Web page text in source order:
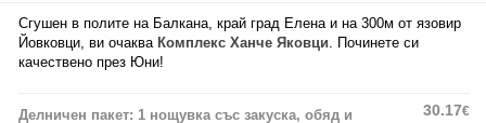
Сгушен в полите на Балкана, край град Елена и на 300м от язовир
Йовковци, ви очаква Комплекс Ханче Яковци. Починете си
качествено през Юни!
Делничен пакет: 1 нощувка със закуска, обяд и
30.17€